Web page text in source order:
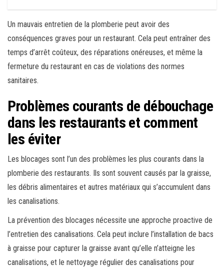
Un mauvais entretien de la plomberie peut avoir des
conséquences graves pour un restaurant. Cela peut entraîner des
temps d’arrêt coûteux, des réparations onéreuses, et même la
fermeture du restaurant en cas de violations des normes
sanitaires.
Problèmes courants de débouchage
dans les restaurants et comment
les éviter
Les blocages sont l’un des problèmes les plus courants dans la
plomberie des restaurants. Ils sont souvent causés par la graisse,
les débris alimentaires et autres matériaux qui s’accumulent dans
les canalisations.
La prévention des blocages nécessite une approche proactive de
l’entretien des canalisations. Cela peut inclure l’installation de bacs
à graisse pour capturer la graisse avant qu’elle n’atteigne les
canalisations, et le nettoyage régulier des canalisations pour